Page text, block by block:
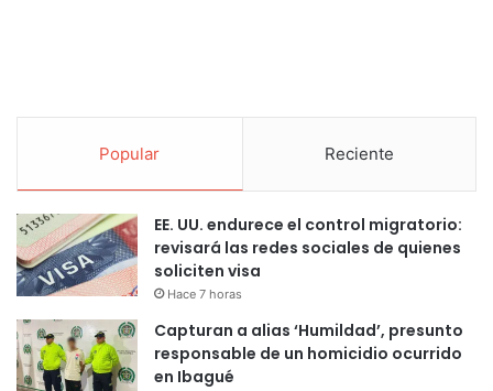
Popular Reciente
EE. UU. endurece el control migratorio:
revisará las redes sociales de quienes
soliciten visa
Hace 7 horas
Capturan a alias ‘Humildad’, presunto
responsable de un homicidio ocurrido
en Ibagué